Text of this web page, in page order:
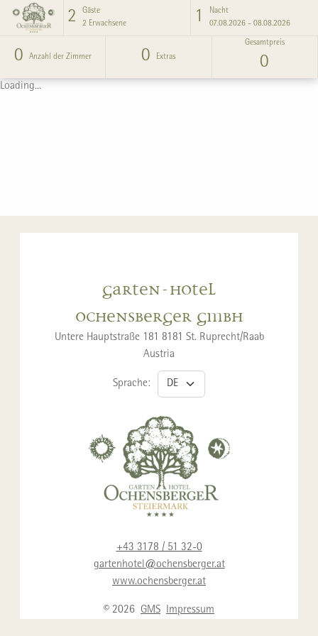
2
Gäste
2 Erwachsene 1
Nacht
07.08.2026 - 08.08.2026
0 Anzahl der Zimmer 0 Extras 0
Gesamtpreis
Loading...
Garten-Hotel
Ochensberger GmbH
Untere Hauptstraße 181 8181 St. Ruprecht/Raab
Austria
Sprache:
+43 3178 / 51 32-0
gartenhotel@ochensberger.at
www.ochensberger.at
© 2026 GMS Impressum